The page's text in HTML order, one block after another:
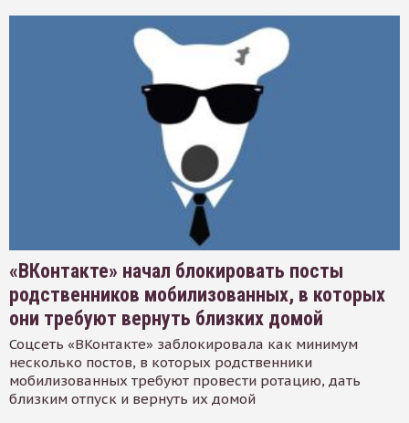
«ВКонтакте» начал блокировать посты
родственников мобилизованных, в которых
они требуют вернуть близких домой
Соцсеть «ВКонтакте» заблокировала как минимум
несколько постов, в которых родственники
мобилизованных требуют провести ротацию, дать
близким отпуск и вернуть их домой